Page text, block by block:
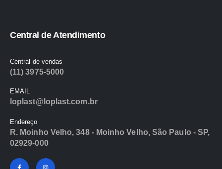
Central de Atendimento
Central de vendas
(11) 3975-5000
EMAIL
loplast@loplast.com.br
Endereço
R. Moinho Velho, 348 - Moinho Velho, São Paulo - SP,
02929-000